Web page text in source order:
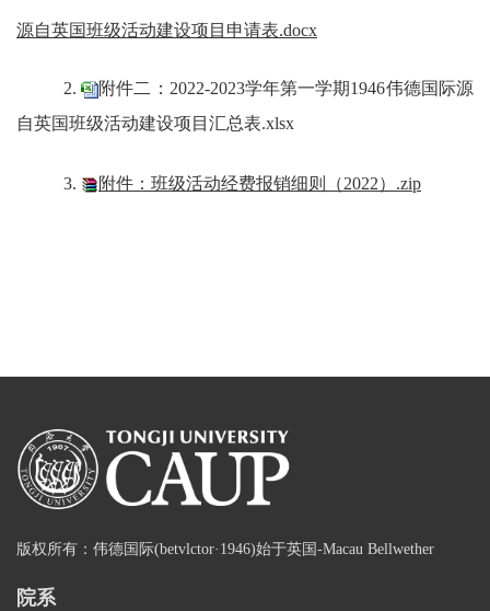
源自英国班级活动建设项目申请表.docx
2.
附件二：2022-2023学年第一学期1946伟德国际源
自英国班级活动建设项目汇总表.xlsx
3. 附件：班级活动经费报销细则（2022）.zip
版权所有：伟德国际(betvlctor·1946)始于英国-Macau Bellwether
院系